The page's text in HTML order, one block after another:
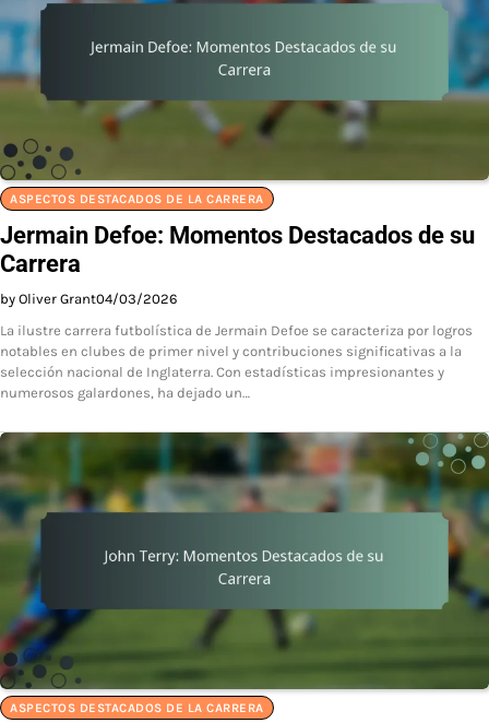
ASPECTOS DESTACADOS DE LA CARRERA
Jermain Defoe: Momentos Destacados de su
Carrera
by Oliver Grant04/03/2026
La ilustre carrera futbolística de Jermain Defoe se caracteriza por logros
notables en clubes de primer nivel y contribuciones significativas a la
selección nacional de Inglaterra. Con estadísticas impresionantes y
numerosos galardones, ha dejado un…
ASPECTOS DESTACADOS DE LA CARRERA